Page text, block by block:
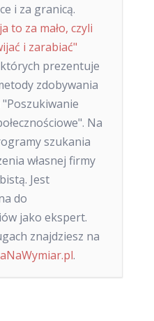
i za granicą.
to za mało, czyli
i zarabiać"
prezentuje
zdobywania
Na
szukania
własnej firmy
Jest
do
jako ekspert.
znajdziesz na
.